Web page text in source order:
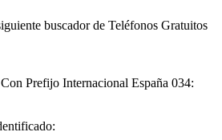
buscador de Teléfonos Gratuitos
Prefijo Internacional España 034: